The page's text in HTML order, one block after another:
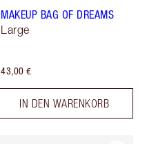
MAKEUP BAG OF DREAMS
Large
43,00 €
IN DEN WARENKORB